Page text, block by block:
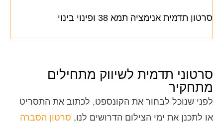
סרטון תדמית אנימציה תמא 38 ופינוי בינוי
סרטוני תדמית לשיווק מתחילים
מתחקיר
לפני שנוכל לבחור את הקונספט, לכתוב את התסריט
או לתכנן את ימי הצילום הדרושים לנו, סרטון הסברה